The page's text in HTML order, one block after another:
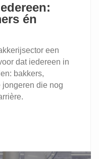
én
een
dat iedereen in
bakkers,
jongeren die nog